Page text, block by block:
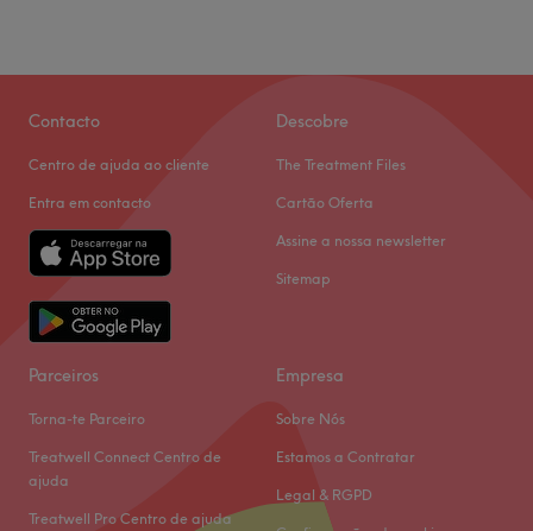
Contacto
Centro de ajuda ao cliente
Entra em contacto
Descobre
The Treatment Files
Cartão Oferta
Assine a nossa newsletter
Sitemap
Parceiros
Torna-te Parceiro
Treatwell Connect Centro de
ajuda
Treatwell Pro Centro de ajuda
Empresa
Sobre Nós
Estamos a Contratar
Legal & RGPD